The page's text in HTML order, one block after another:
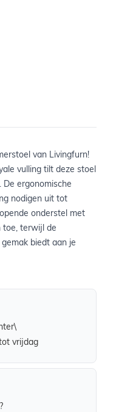
van Livingfurn!
vulling tilt deze stoel
ergonomische
nodigen uit tot
onderstel met
toe, terwijl de
biedt aan je
vrijdag